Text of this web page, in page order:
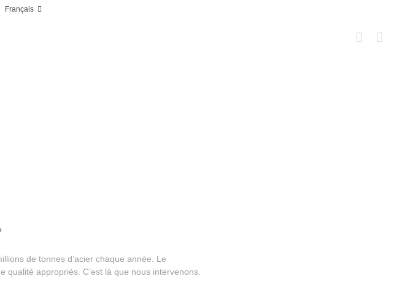
Français
de tonnes d’acier chaque année. Le
appropriés. C’est là que nous intervenons.